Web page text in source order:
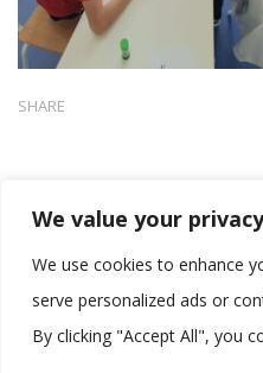
We value your privacy
We use cookies to enhance
serve personalized ads or
By clicking "Accept All", you
SHARE
Koristimo kolačiće kako
našoj web stranici.
Informacije o kolačićima koje